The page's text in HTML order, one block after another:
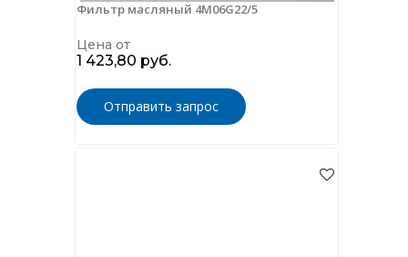
Фильтр масляный 4M06G22/5
Цена от
1 423,80 руб.
Отправить запрос